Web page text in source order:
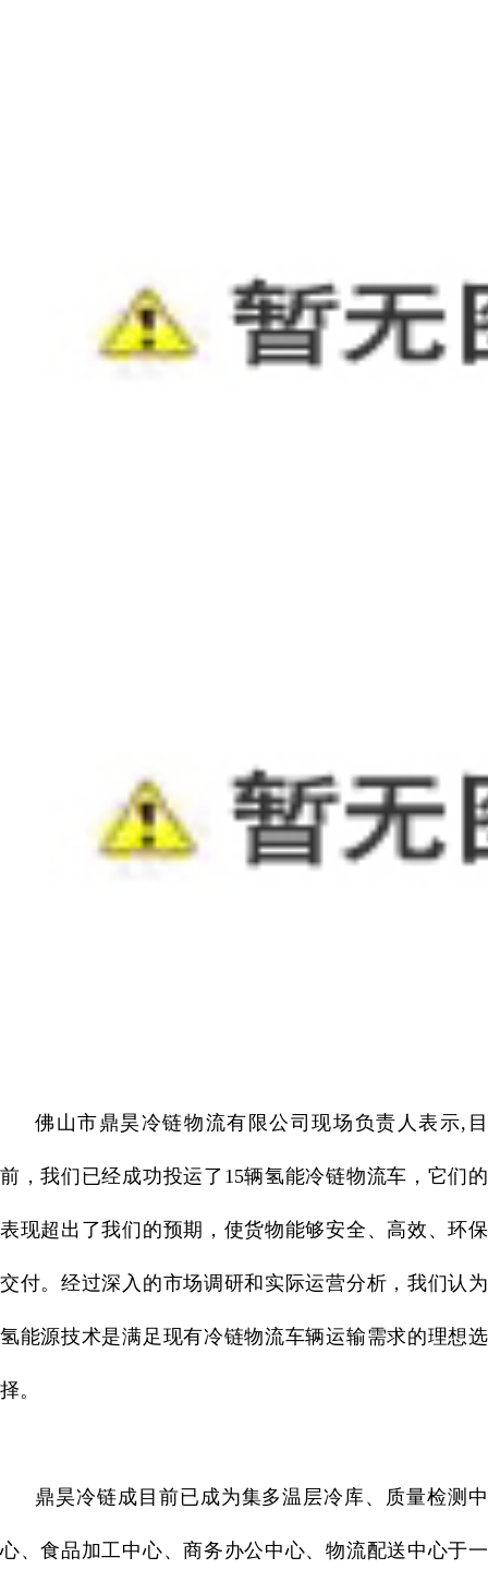
佛山市鼎昊冷链物流有限公司现场负责人表示,目
前，我们已经成功投运了15辆氢能冷链物流车，它们的
表现超出了我们的预期，使货物能够安全、高效、环保
交付。经过深入的市场调研和实际运营分析，我们认为
氢能源技术是满足现有冷链物流车辆运输需求的理想选
择。
鼎昊冷链成目前已成为集多温层冷库、质量检测中
心、食品加工中心、商务办公中心、物流配送中心于一